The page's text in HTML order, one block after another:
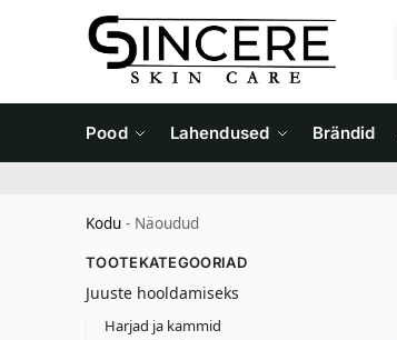
Pood Lahendused Brändid
Kodu - Näoudud
TOOTEKATEGOORIAD
Juuste hooldamiseks
Harjad ja kammid